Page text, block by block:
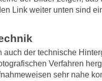
Link weiter unten sind
auch der technische
Verfahren
sehr nahe